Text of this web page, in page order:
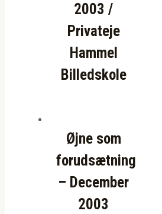
2003 /
Privateje
Hammel
Billedskole
Øjne som
forudsætning
– December
2003